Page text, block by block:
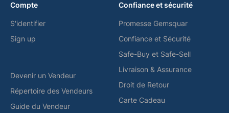
Compte
S'identifier
Sign up
Devenir un Vendeur
Répertoire des Vendeurs
Guide du Vendeur
Confiance et sécurité
Promesse Gemsquar
Confiance et Sécurité
Safe-Buy et Safe-Sell
Livraison & Assurance
Droit de Retour
Carte Cadeau